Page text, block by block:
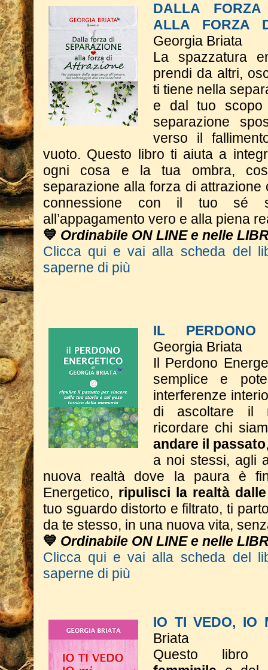
DALLA FORZA
ALLA FORZA
Georgia Briata
La spazzatura
prendi da altri,
ti tiene nella
e dal tuo
separazione
verso il
vuoto. Questo libro ti aiuta a
ogni cosa e la tua ombra,
separazione alla forza di attrazione
connessione con il tuo sé
all’appagamento vero e alla piena
💙 Ordinabile ON LINE e nelle
Clicca qui e vai alla scheda del
saperne di più
IL PERDONO
Georgia Briata
Il Perdono
semplice e
interferenze
di ascoltare il
ricordare chi
andare il passato
a noi stessi, agli
nuova realtà dove la paura è
Energetico, ripulisci la realtà
tuo sguardo distorto e filtrato, ti
da te stesso, in una nuova vita,
💙 Ordinabile ON LINE e nelle
Clicca qui e vai alla scheda del
saperne di più
IO TI VEDO, IO
Briata
Questo libro